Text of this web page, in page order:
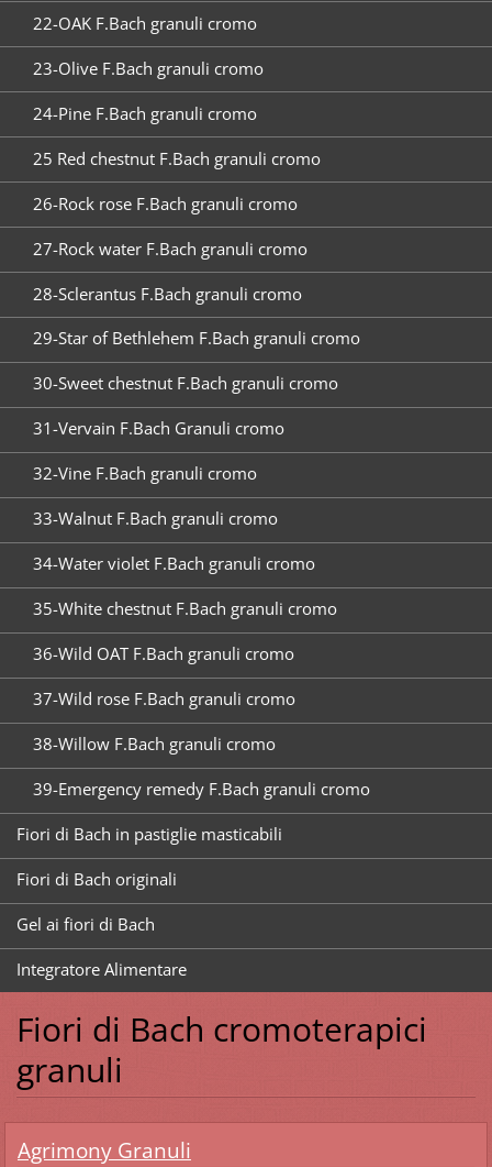
22-OAK F.Bach granuli cromo
23-Olive F.Bach granuli cromo
24-Pine F.Bach granuli cromo
25 Red chestnut F.Bach granuli cromo
26-Rock rose F.Bach granuli cromo
27-Rock water F.Bach granuli cromo
28-Sclerantus F.Bach granuli cromo
29-Star of Bethlehem F.Bach granuli cromo
30-Sweet chestnut F.Bach granuli cromo
31-Vervain F.Bach Granuli cromo
32-Vine F.Bach granuli cromo
33-Walnut F.Bach granuli cromo
34-Water violet F.Bach granuli cromo
35-White chestnut F.Bach granuli cromo
36-Wild OAT F.Bach granuli cromo
37-Wild rose F.Bach granuli cromo
38-Willow F.Bach granuli cromo
39-Emergency remedy F.Bach granuli cromo
Fiori di Bach in pastiglie masticabili
Fiori di Bach originali
Gel ai fiori di Bach
Integratore Alimentare
Fiori di Bach cromoterapici
granuli
Agrimony Granuli